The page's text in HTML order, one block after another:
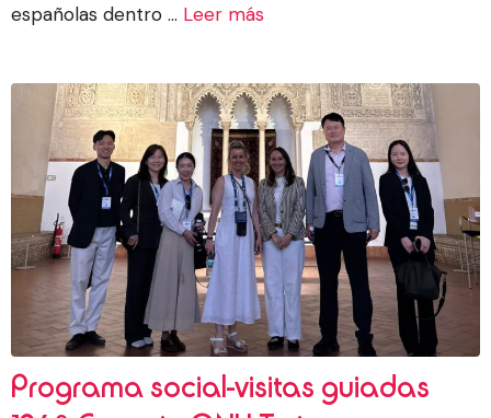
españolas dentro ... Leer más
Programa social-visitas guiadas